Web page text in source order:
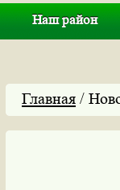
Наш район
Главная /